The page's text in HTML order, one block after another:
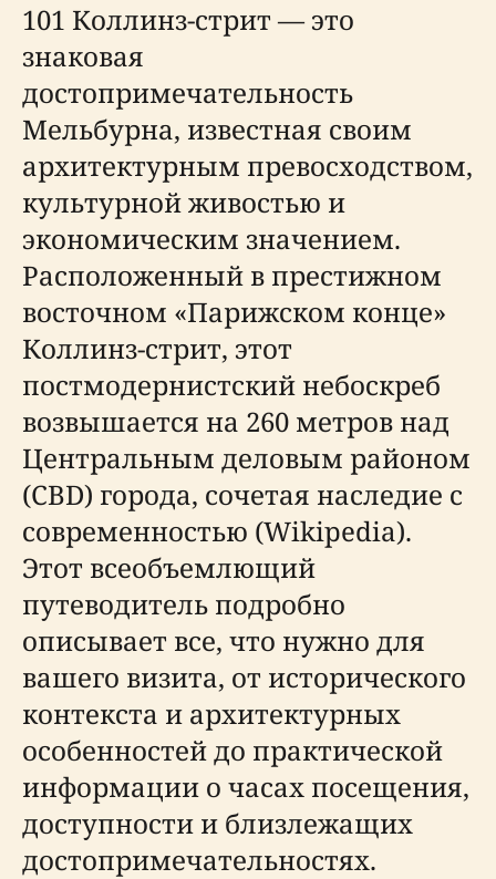
101 Коллинз-стрит — это
знаковая
достопримечательность
Мельбурна, известная своим
архитектурным превосходством,
культурной живостью и
экономическим значением.
Расположенный в престижном
восточном «Парижском конце»
Коллинз-стрит, этот
постмодернистский небоскреб
возвышается на 260 метров над
Центральным деловым районом
(CBD) города, сочетая наследие с
современностью (Wikipedia).
Этот всеобъемлющий
путеводитель подробно
описывает все, что нужно для
вашего визита, от исторического
контекста и архитектурных
особенностей до практической
информации о часах посещения,
доступности и близлежащих
достопримечательностях.